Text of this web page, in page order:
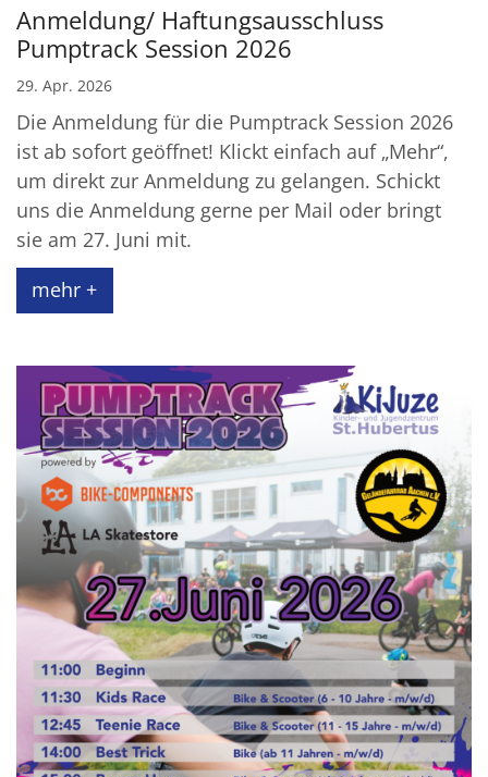
Anmeldung/ Haftungsausschluss
Pumptrack Session 2026
29. Apr. 2026
Die Anmeldung für die Pumptrack Session 2026
ist ab sofort geöffnet! Klickt einfach auf „Mehr“,
um direkt zur Anmeldung zu gelangen. Schickt
uns die Anmeldung gerne per Mail oder bringt
sie am 27. Juni mit.
mehr +